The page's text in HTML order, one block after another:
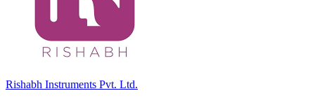
Rishabh Instruments Pvt. Ltd.